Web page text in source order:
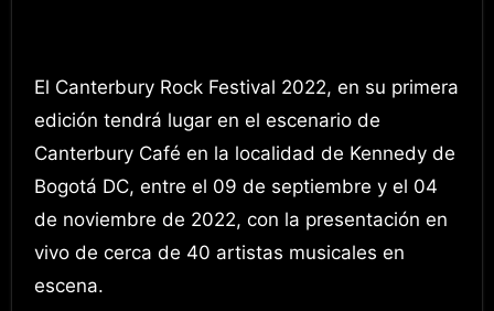
El Canterbury Rock Festival 2022, en su primera
edición tendrá lugar en el escenario de
Canterbury Café en la localidad de Kennedy de
Bogotá DC, entre el 09 de septiembre y el 04
de noviembre de 2022, con la presentación en
vivo de cerca de 40 artistas musicales en
escena.